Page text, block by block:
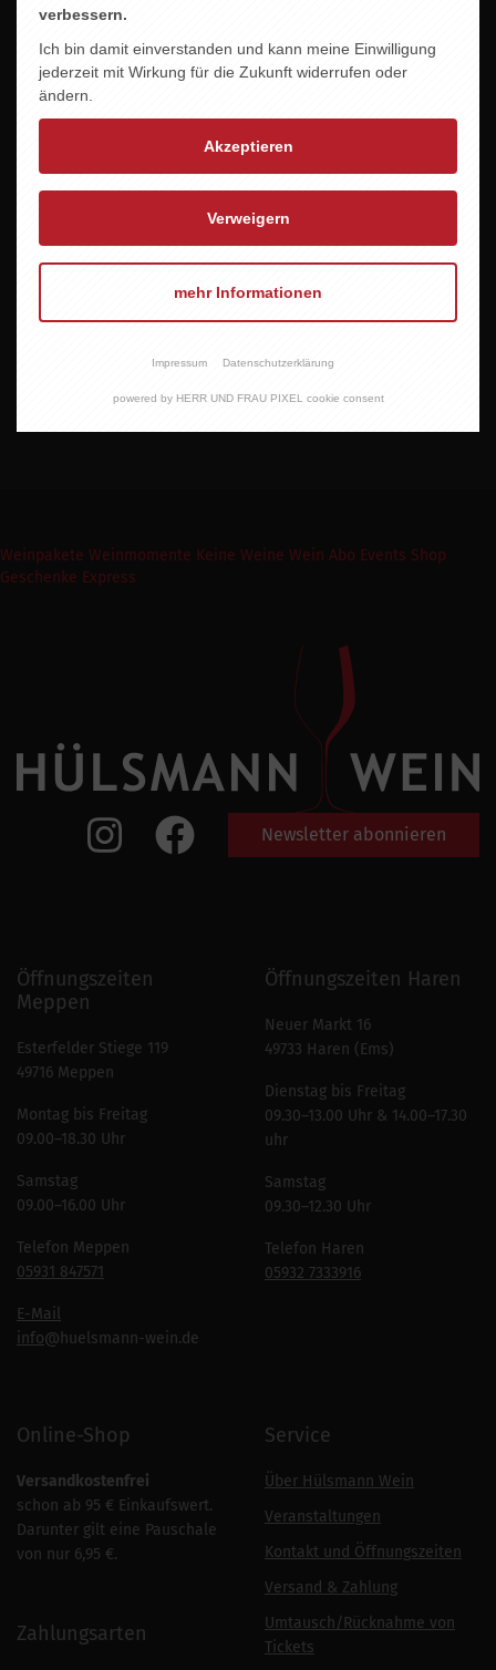
STIGGIN´S FANCY
Weinpakete Weinmomente Keine Weine Wein Abo Events Shop
Geschenke Express
Newsletter abonnieren
Öffnungszeiten
Meppen
Esterfelder Stiege 119
49716 Meppen
Montag bis Freitag
09.00–18.30 Uhr
Samstag
09.00–16.00 Uhr
Telefon Meppen
05931 847571
E-Mail
info@huelsmann-wein.de
Öffnungszeiten Haren
Neuer Markt 16
49733 Haren (Ems)
Dienstag bis Freitag
09.30–13.00 Uhr & 14.00–17.30
uhr
Samstag
09.30–12.30 Uhr
Telefon Haren
05932 7333916
Online-Shop
Versandkostenfrei
schon ab 95 € Einkaufswert.
Darunter gilt eine Pauschale
von nur 6,95 €.
Zahlungsarten
Service
Über Hülsmann Wein
Veranstaltungen
Kontakt und Öffnungszeiten
Versand & Zahlung
Umtausch/Rücknahme von
Tickets
verbessern.
Ich bin damit einverstanden und kann meine Einwilligung
jederzeit mit Wirkung für die Zukunft widerrufen oder
ändern.
Akzeptieren
Verweigern
mehr Informationen
Impressum Datenschutzerklärung
powered by HERR UND FRAU PIXEL cookie consent